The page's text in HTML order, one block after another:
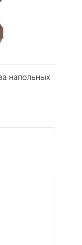
напольных